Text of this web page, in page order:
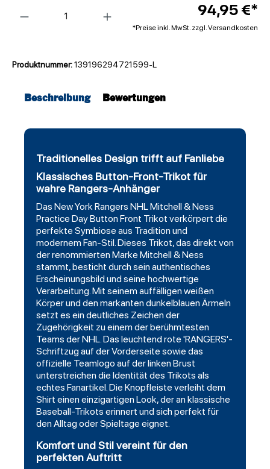
94,95 €*
*Preise inkl. MwSt. zzgl. Versandkosten
Produktnummer:139196294721599-L
Beschreibung Bewertungen
Traditionelles Design trifft auf Fanliebe
Klassisches Button-Front-Trikot für
wahre Rangers-Anhänger
Das New York Rangers NHL Mitchell & Ness
Practice Day Button Front Trikot verkörpert die
perfekte Symbiose aus Tradition und
modernem Fan-Stil. Dieses Trikot, das direkt von
der renommierten Marke Mitchell & Ness
stammt, besticht durch sein authentisches
Erscheinungsbild und seine hochwertige
Verarbeitung. Mit seinem auffälligen weißen
Körper und den markanten dunkelblauen Ärmeln
setzt es ein deutliches Zeichen der
Zugehörigkeit zu einem der berühmtesten
Teams der NHL. Das leuchtend rote 'RANGERS'-
Schriftzug auf der Vorderseite sowie das
offizielle Teamlogo auf der linken Brust
unterstreichen die Identität des Trikots als
echtes Fanartikel. Die Knopfleiste verleiht dem
Shirt einen einzigartigen Look, der an klassische
Baseball-Trikots erinnert und sich perfekt für
den Alltag oder Spieltage eignet.
Komfort und Stil vereint für den
perfekten Auftritt